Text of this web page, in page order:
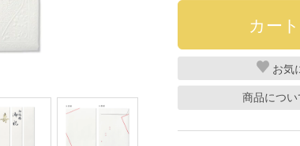
お気
商品につ